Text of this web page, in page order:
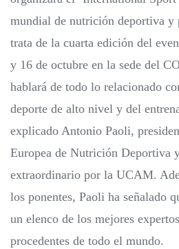
mundial de nutrición deportiva y
trata de la cuarta edición del
y 16 de octubre en la sede del
hablará de todo lo relacionado
deporte de alto nivel y del
explicado Antonio Paoli,
Europea de Nutrición Deportiva
extraordinario por la UCAM.
los ponentes, Paoli ha señalado
un elenco de los mejores
procedentes de todo el mundo.